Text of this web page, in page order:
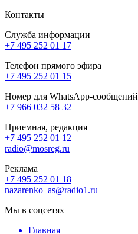
Контакты
Служба информации
+7 495 252 01 17
Телефон прямого эфира
+7 495 252 01 15
Номер для WhatsApp-сообщений
+7 966 032 58 32
Приемная, редакция
+7 495 252 01 12
radio@mosreg.ru
Реклама
+7 495 252 01 18
nazarenko_as@radio1.ru
Мы в соцсетях
Главная